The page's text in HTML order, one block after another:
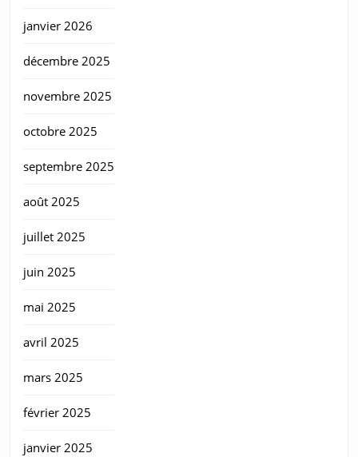
janvier 2026
décembre 2025
novembre 2025
octobre 2025
septembre 2025
août 2025
juillet 2025
juin 2025
mai 2025
avril 2025
mars 2025
février 2025
janvier 2025